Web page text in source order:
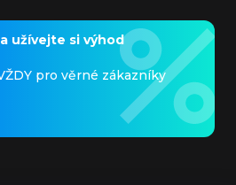
užívejte si výhod
pro věrné zákazníky